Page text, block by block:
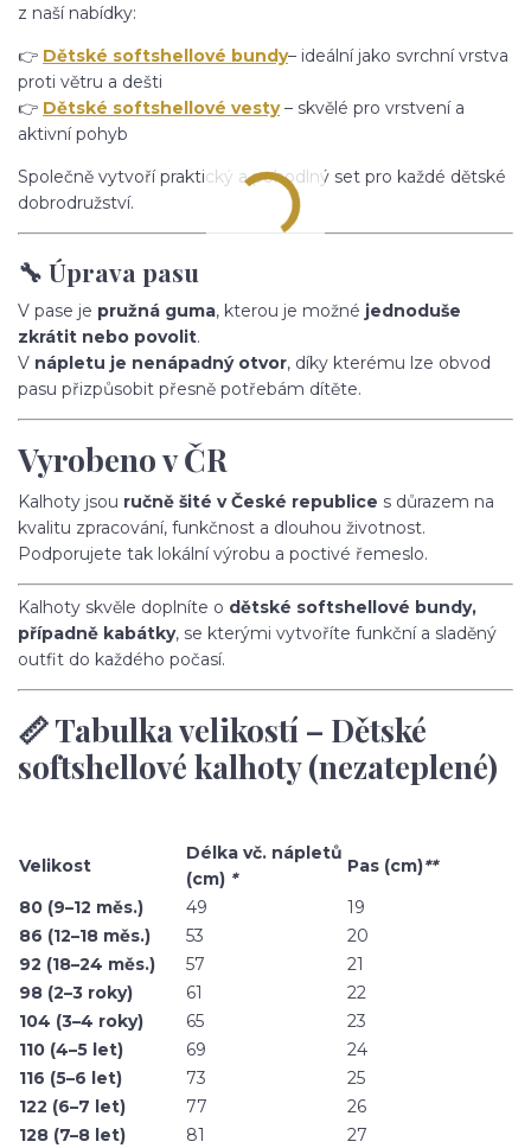
z naší nabídky:
👉 Dětské softshellové bundy– ideální jako svrchní vrstva
proti větru a dešti
👉 Dětské softshellové vesty– skvělé pro vrstvení a
aktivní pohyb
Společně vytvoří praktický a pohodlný set pro každé dětské
dobrodružství.
🔧 Úprava pasu
V pase je pružná guma, kterou je možné jednoduše
zkrátit nebo povolit.
V nápletu je nenápadný otvor, díky kterému lze obvod
pasu přizpůsobit přesně potřebám dítěte.
Vyrobeno v ČR
Kalhoty jsou ručně šité v České republice s důrazem na
kvalitu zpracování, funkčnost a dlouhou životnost.
Podporujete tak lokální výrobu a poctivé řemeslo.
Kalhoty skvěle doplníte o dětské softshellové bundy,
případně kabátky, se kterými vytvoříte funkční a sladěný
outfit do každého počasí.
📏 Tabulka velikostí – Dětské
softshellové kalhoty (nezateplené)
Velikost
Délka vč. nápletů
(cm) *
Pas (cm)**
80 (9–12 měs.)
49
19
86 (12–18 měs.)
53
20
92 (18–24 měs.)
57
21
98 (2–3 roky)
61
22
104 (3–4 roky)
65
23
110 (4–5 let)
69
24
116 (5–6 let)
73
25
122 (6–7 let)
77
26
128 (7–8 let)
81
27